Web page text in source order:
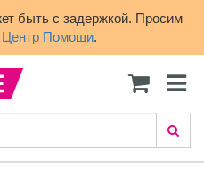
быть с задержкой. Просим
Центр Помощи.